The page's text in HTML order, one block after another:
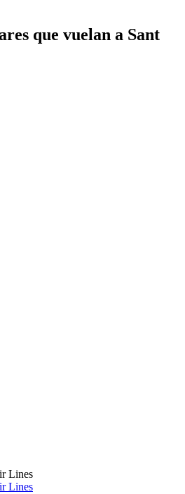
que vuelan a Sant
Lines
Lines